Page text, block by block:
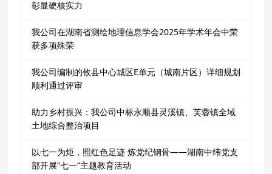
彰显硬核实力
我公司在湖南省测绘地理信息学会2025年学术年会中荣
获多项殊荣
我公司编制的攸县中心城区E单元（城南片区）详细规划
顺利通过评审
助力乡村振兴：我公司中标永顺县灵溪镇、芙蓉镇全域
土地综合整治项目
以七一为炬，照红色足迹 炼党纪钢骨——湖南中纬党支
部开展“七一”主题教育活动